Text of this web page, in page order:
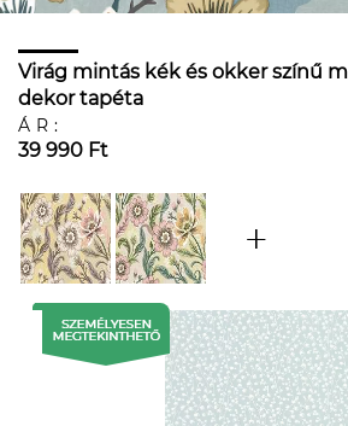
Virág mintás kék és okker színű
dekor tapéta
ÁR:
39 990 Ft